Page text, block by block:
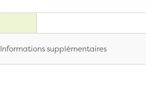
Informations supplémentaires